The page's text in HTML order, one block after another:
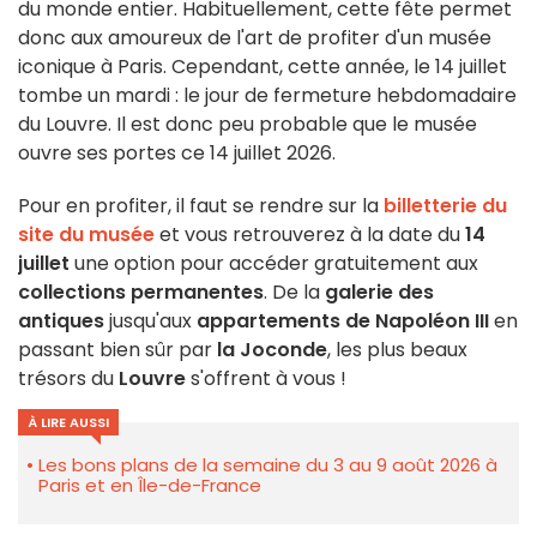
du monde entier. Habituellement, cette fête permet
donc aux amoureux de l'art de profiter d'un musée
iconique à Paris. Cependant, cette année, le 14 juillet
tombe un mardi : le jour de fermeture hebdomadaire
du Louvre. Il est donc peu probable que le musée
ouvre ses portes ce 14 juillet 2026.
Pour en profiter, il faut se rendre sur la billetterie du
site du muséeet vous retrouverez à la date du14
juillet une option pour accéder gratuitement aux
collections permanentes. De la galerie des
antiquesjusqu'aux appartements de Napoléon IIIen
passant bien sûr par la Joconde, les plus beaux
trésors du Louvres'offrent à vous !
À LIRE AUSSI
Les bons plans de la semaine du 3 au 9 août 2026 à
Paris et en Île-de-France